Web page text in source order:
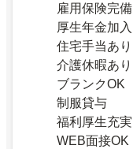
雇用保険完備
厚生年金加入
住宅手当あり
介護休暇あり
ブランクOK
制服貸与
福利厚生充実
WEB面接OK